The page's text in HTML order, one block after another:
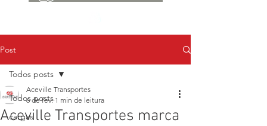
Post
Todos posts
cargas
Todos posts
Aceville Transportes marca
Aceville Transportes
6 de fev. 1 min de leitura